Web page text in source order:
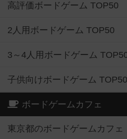
高評価ボードゲーム TOP50
2人用ボードゲーム TOP50
3～4人用ボードゲーム
子供向けボードゲーム TOP50
ボードゲームカフェ
東京都のボードゲームカフェ